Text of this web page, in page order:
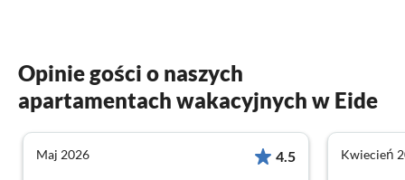
Opinie gości o naszych
apartamentach wakacyjnych w Eide
Maj 2026 4.5 Kwiecień